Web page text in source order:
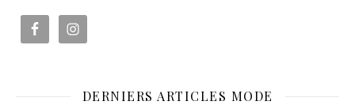
DERNIERS ARTICLES MODE